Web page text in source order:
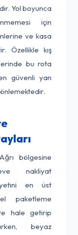
Yol boyunca
için
ve kasa
Özellikle kış
bu rota
güvenli yan
bölgesine
nakliyat
en üst
paketleme
hale getirip
beyaz